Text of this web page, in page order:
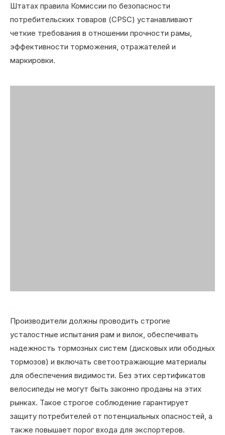
Штатах правила Комиссии по безопасности
потребительских товаров (CPSC) устанавливают
четкие требования в отношении прочности рамы,
эффективности торможения, отражателей и
маркировки.
Производители должны проводить строгие
усталостные испытания рам и вилок, обеспечивать
надежность тормозных систем (дисковых или ободных
тормозов) и включать светоотражающие материалы
для обеспечения видимости. Без этих сертификатов
велосипеды не могут быть законно проданы на этих
рынках. Такое строгое соблюдение гарантирует
защиту потребителей от потенциальных опасностей, а
также повышает порог входа для экспортеров.